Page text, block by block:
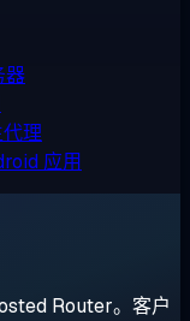
器
理
应用
Router。客户